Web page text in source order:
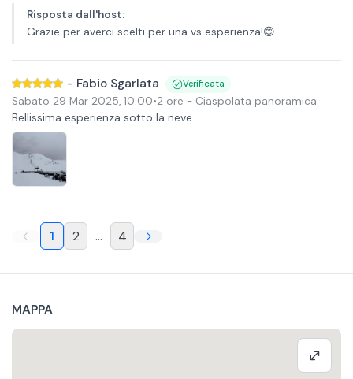
Risposta dall'host:
Grazie per averci scelti per una vs esperienza!😊
- Fabio Sgarlata Verificata
Sabato 29 Mar 2025, 10:00•2 ore - Ciaspolata panoramica
Bellissima esperienza sotto la neve.
1 2 ... 4
MAPPA